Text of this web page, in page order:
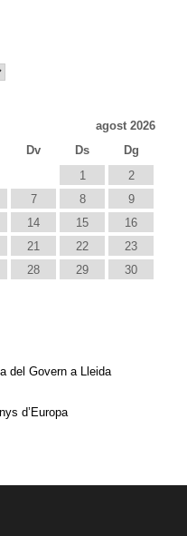
agost 2026
Dv Ds
Dg
1
2
7 8
9
14 15
16
21 22
23
28 29
30
del Govern a Lleida
d’Europa